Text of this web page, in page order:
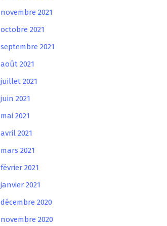
novembre 2021
octobre 2021
septembre 2021
août 2021
juillet 2021
juin 2021
mai 2021
avril 2021
mars 2021
février 2021
janvier 2021
décembre 2020
novembre 2020